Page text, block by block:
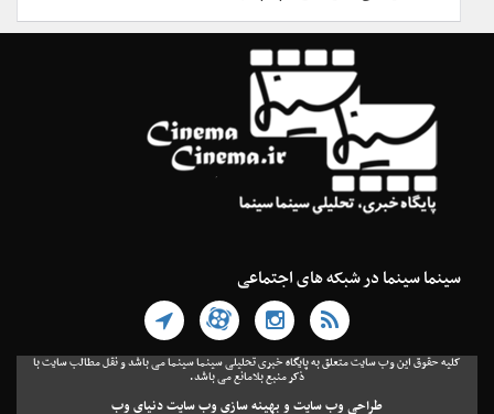
سینما سینما در شبکه های اجتماعی
کلیه حقوق این وب سایت متعلق به پایگاه خبری تحلیلی سینما سینما می باشد و نقل مطالب سایت با
ذکر منبع بلامانع می باشد.
طراحی وب سایت و بهینه سازی وب سایتدنیای وب